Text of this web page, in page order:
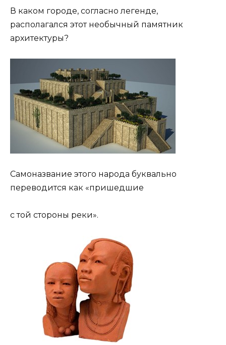
В каком городе, согласно легенде,
располагался этот необычный памятник
архитектуры?
Самоназвание этого народа буквально
переводится как «пришедшие
с той стороны реки».